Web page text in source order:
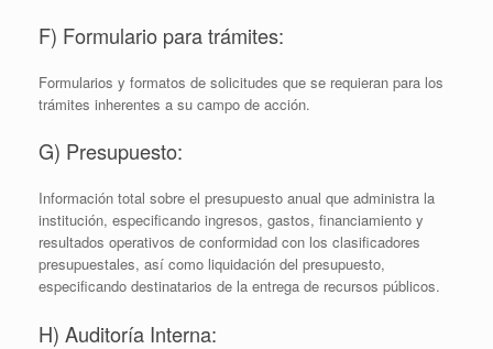
F) Formulario para trámites:
Formularios y formatos de solicitudes que se requieran para los
trámites inherentes a su campo de acción.
G) Presupuesto:
Información total sobre el presupuesto anual que administra la
institución, especificando ingresos, gastos, financiamiento y
resultados operativos de conformidad con los clasificadores
presupuestales, así como liquidación del presupuesto,
especificando destinatarios de la entrega de recursos públicos.
H) Auditoría Interna: